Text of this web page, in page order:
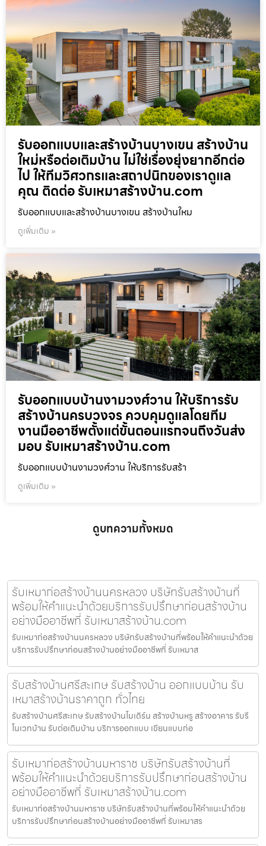
รับออกแบบและสร้างบ้านบางเขน สร้างบ้าน
ใหม่หรือต่อเติมบ้าน ไม่ใช่เรื่องยุ่งยากอีกต่อ
ไป ให้ทีมวิศวกรและสถาปนิกของเราดูแล
คุณ ติดต่อ รับเหมาสร้างบ้าน.com
รับออกแบบและสร้างบ้านบางเขน สร้างบ้านใหม
ดูเพิ่มเติม »
รับออกแบบบ้านงามวงศ์วาน ให้บริการรับ
สร้างบ้านครบวงจร ควบคุมดูแลโดยทีม
งานมืออาชีพตั้งแต่ขั้นตอนแรกจนถึงวันส่ง
มอบ รับเหมาสร้างบ้าน.com
รับออกแบบบ้านงามวงศ์วาน ให้บริการรับสร้า
ดูเพิ่มเติม »
ดูบทความทั้งหมด
รับเหมาก่อสร้างบ้านนครหลวง บริษัทรับสร้างบ้านที่
พร้อมให้คำแนะนำด้วยบริการรับปรึกษาก่อนสร้างบ้าน
อย่างมืออาชีพที่ รับเหมาสร้างบ้าน.com
รับเหมาก่อสร้างบ้านนครหลวง บริษัทรับสร้างบ้านที่พร้อมให้คำแนะนำด้วย
บริการรับปรึกษาก่อนสร้างบ้านอย่างมืออาชีพที่ รับเหมาส
รับสร้างบ้านศรีสะเกษ รับสร้างบ้าน ออกแบบบ้าน รับ
เหมาสร้างบ้านราคาถูก ทั่วไทย
รับสร้างบ้านศรีสะเกษ รับสร้างบ้านโมเดิร์น สร้างบ้านหรู สร้างอาคาร รับรี
โนเวทบ้าน รับต่อเติมบ้าน บริการออกแบบ เขียนแบบก่อ
รับเหมาก่อสร้างบ้านมหาราช บริษัทรับสร้างบ้านที่
พร้อมให้คำแนะนำด้วยบริการรับปรึกษาก่อนสร้างบ้าน
อย่างมืออาชีพที่ รับเหมาสร้างบ้าน.com
รับเหมาก่อสร้างบ้านมหาราช บริษัทรับสร้างบ้านที่พร้อมให้คำแนะนำด้วย
บริการรับปรึกษาก่อนสร้างบ้านอย่างมืออาชีพที่ รับเหมาสร